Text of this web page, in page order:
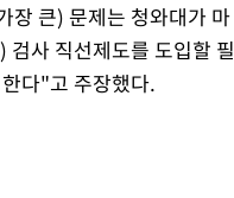
장 큰) 문제는 청와대가 마
사 직선제도를 도입할 필
다"고 주장했다.